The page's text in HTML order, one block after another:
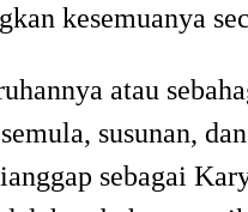
kesemuanya
atau
susunan,
sebagai